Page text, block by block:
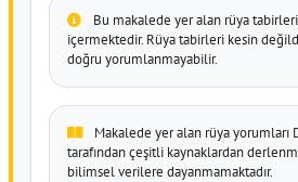
Bu makalede yer alan rüya
içermektedir. Rüya tabirleri kesin
doğru yorumlanmayabilir.
Makalede yer alan rüya yorumları
tarafından çeşitli kaynaklardan
bilimsel verilere dayanmamaktadır.